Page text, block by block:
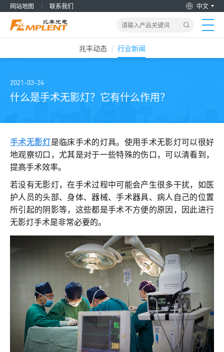
网站地图 联系我们 中文
产品&解决方案
关于我们
加入兆丰
服务支持
联系我们
兆丰动态 行业新闻
2021-03-24
什么是手术无影灯？它有什么作用？
手术无影灯是临床手术的灯具。使用手术无影灯可以很好
地观察切口，尤其是对于一些特殊的伤口，可以清看到，
提高手术效率。
若没有无影灯，在手术过程中可能会产生很多干扰，如医
护人员的头部、身体、器械、手术器具、病人自己的位置
所引起的阴影等，这些都是手术不方便的原因，因此进行
无影灯手术是非常必要的。